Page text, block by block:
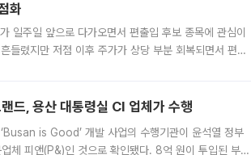
화
일주일 앞으로 다가오면서 편출입 후보 종목에 관심이
들렸지만 저점 이후 주가가 상당 부분 회복되면서 편입
, 용산 대통령실 CI 업체가 수행
is Good’ 개발 사업의 수행기관이 윤석열 정부
체 피앤(P&)인 것으로 확인됐다. 8억 원이 투입된 부산